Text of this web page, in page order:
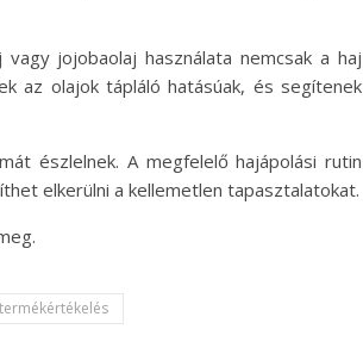
jojobaolaj használata nemcsak a haj
az olajok tápláló hatásúak, és segítenek
észlelnek. A megfelelő hajápolási rutin
elkerülni a kellemetlen tapasztalatokat.
termékértékelés